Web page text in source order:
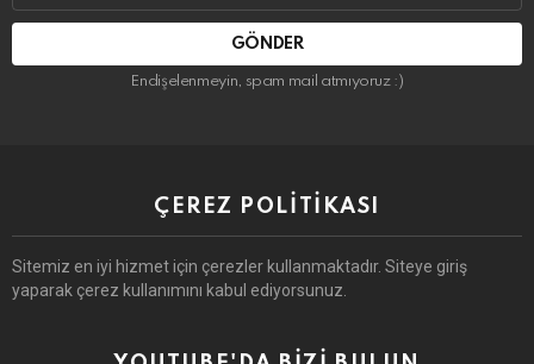
Endişelenmeyin, spam mail atmıyoruz :)
ÇEREZ POLITIKASI
Sitemiz en iyi hizmet için çerezler kullanmaktadır. Siteye giriş
yaparak çerez kullanımını kabul ediyorsunuz.